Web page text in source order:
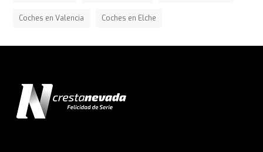
Coches en Valencia Coches en Elche